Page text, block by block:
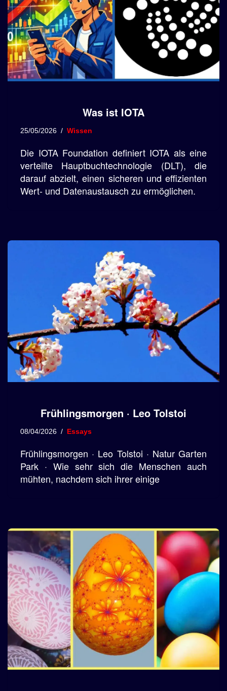
Was ist IOTA
25/05/2026 Wissen
Die IOTA Foundation definiert IOTA als eine
verteilte Hauptbuchtechnologie (DLT), die
darauf abzielt, einen sicheren und effizienten
Wert- und Datenaustausch zu ermöglichen.
Frühlingsmorgen · Leo Tolstoi
08/04/2026 Essays
Frühlingsmorgen · Leo Tolstoi · Natur Garten
Park · Wie sehr sich die Menschen auch
mühten, nachdem sich ihrer einige